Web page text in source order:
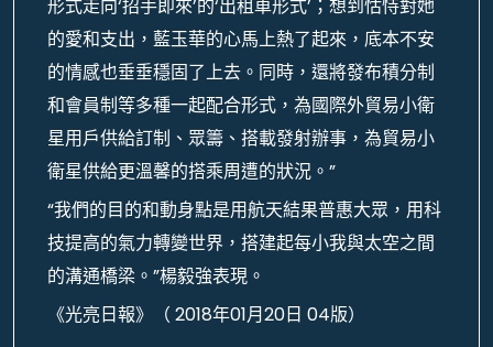
形式走向‘招手即來’的‘出租車形式’；想到怙恃對她
的愛和支出，藍玉華的心馬上熱了起來，底本不安
的情感也垂垂穩固了上去。同時，還將發布積分制
和會員制等多種一起配合形式，為國際外貿易小衛
星用戶供給訂制、眾籌、搭載發射辦事，為貿易小
衛星供給更溫馨的搭乘周遭的狀況。”
“我們的目的和動身點是用航天結果普惠大眾，用科
技提高的氣力轉變世界，搭建起每小我與太空之間
的溝通橋梁。”楊毅強表現。
《光亮日報》（ 2018年01月20日 04版）